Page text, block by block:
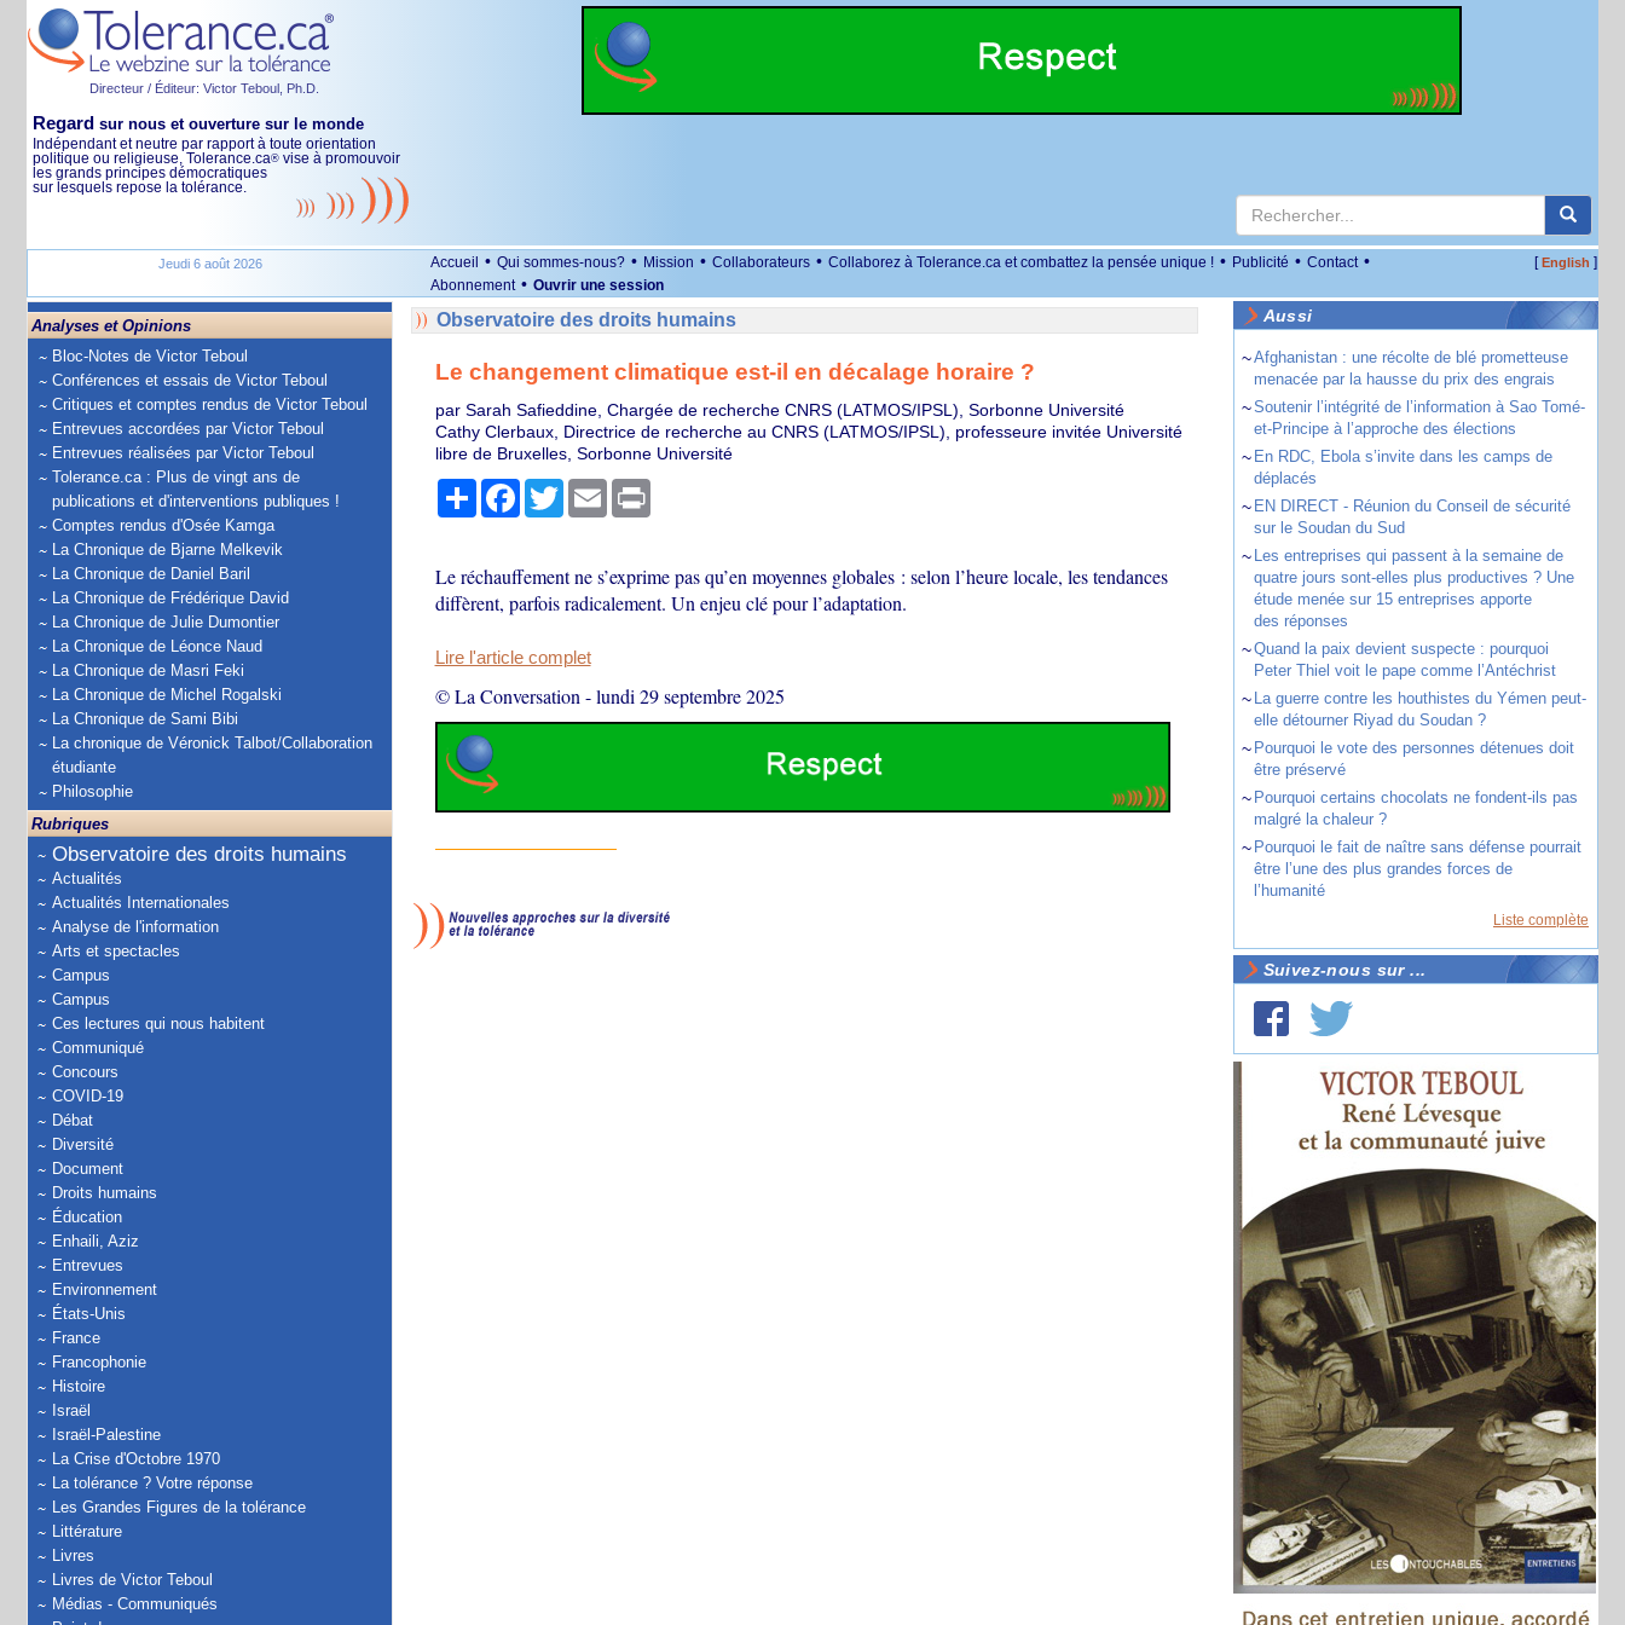
Directeur / Éditeur: Victor Teboul, Ph.D.
Regard sur nous et ouverture sur le monde
Indépendant et neutre par rapport à toute orientation
politique ou religieuse, Tolerance.ca® vise à promouvoir
les grands principes démocratiques
sur lesquels repose la tolérance.
Jeudi 6 août 2026 Accueil • Qui sommes-nous? • Mission • Collaborateurs • Collaborez à Tolerance.ca et combattez la pensée unique ! • Publicité • Contact •
Abonnement • Ouvrir une session
[English ]
Analyses et Opinions
Bloc-Notes de Victor Teboul
Conférences et essais de Victor Teboul
Critiques et comptes rendus de Victor Teboul
Entrevues accordées par Victor Teboul
Entrevues réalisées par Victor Teboul
Tolerance.ca : Plus de vingt ans de
publications et d'interventions publiques !
Comptes rendus d'Osée Kamga
La Chronique de Bjarne Melkevik
La Chronique de Daniel Baril
La Chronique de Frédérique David
La Chronique de Julie Dumontier
La Chronique de Léonce Naud
La Chronique de Masri Feki
La Chronique de Michel Rogalski
La Chronique de Sami Bibi
La chronique de Véronick Talbot/Collaboration
étudiante
Philosophie
Rubriques
Observatoire des droits humains
Actualités
Actualités Internationales
Analyse de l'information
Arts et spectacles
Campus
Campus
Ces lectures qui nous habitent
Communiqué
Concours
COVID-19
Débat
Diversité
Document
Droits humains
Éducation
Enhaili, Aziz
Entrevues
Environnement
États-Unis
France
Francophonie
Histoire
Israël
Israël-Palestine
La Crise d'Octobre 1970
La tolérance ? Votre réponse
Les Grandes Figures de la tolérance
Littérature
Livres
Livres de Victor Teboul
Médias - Communiqués
Observatoire des droits humains
Le changement climatique est-il en décalage horaire ?
par Sarah Safieddine, Chargée de recherche CNRS (LATMOS/IPSL), Sorbonne Université
Cathy Clerbaux, Directrice de recherche au CNRS (LATMOS/IPSL), professeure invitée Université
libre de Bruxelles, Sorbonne Université
PartagerFacebook
TwitterEmail Print
Le réchauffement ne s’exprime pas qu’en moyennes globales : selon l’heure locale, les tendances
diffèrent, parfois radicalement. Un enjeu clé pour l’adaptation.
Lire l'article complet
© La Conversation -lundi 29 septembre 2025
Aussi
~Afghanistan : une récolte de blé prometteuse
menacée par la hausse du prix des engrais
~Soutenir l’intégrité de l’information à Sao Tomé-
et-Principe à l’approche des élections
~ En RDC, Ebola s’invite dans les camps de
déplacés
~ EN DIRECT - Réunion du Conseil de sécurité
sur le Soudan du Sud
~ Les entreprises qui passent à la semaine de
quatre jours sont-elles plus productives ? Une
étude menée sur 15 entreprises apporte
des réponses
~Quand la paix devient suspecte : pourquoi
Peter Thiel voit le pape comme l’Antéchrist
~ La guerre contre les houthistes du Yémen peut-
elle détourner Riyad du Soudan ?
~ Pourquoi le vote des personnes détenues doit
être préservé
~ Pourquoi certains chocolats ne fondent-ils pas
malgré la chaleur ?
~ Pourquoi le fait de naître sans défense pourrait
être l’une des plus grandes forces de
l’humanité
Liste complète
Suivez-nous sur ...